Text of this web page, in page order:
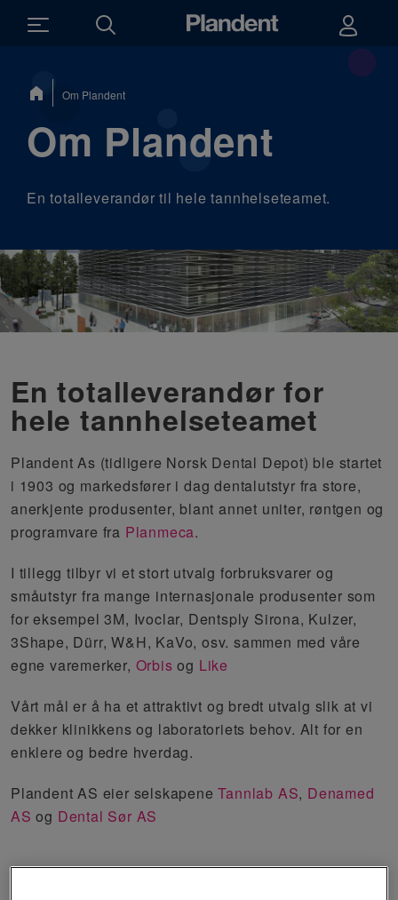
Du
er Om Plandent
Om Plandent
En totalleverandør til hele tannhelseteamet.
En totalleverandør for
hele tannhelseteamet
Plandent As (tidligere Norsk Dental Depot) ble startet
i 1903 og markedsfører i dag dentalutstyr fra store,
anerkjente produsenter, blant annet uniter, røntgen og
programvare fra Planmeca.
I tillegg tilbyr vi et stort utvalg forbruksvarer og
småutstyr fra mange internasjonale produsenter som
for eksempel 3M, Ivoclar, Dentsply Sirona, Kulzer,
3Shape, Dürr, W&H, KaVo, osv. sammen med våre
egne varemerker, Orbis og Like
Vårt mål er å ha et attraktivt og bredt utvalg slik at vi
dekker klinikkens og laboratoriets behov. Alt for en
enklere og bedre hverdag.
Plandent AS eier selskapeneTannlab AS, Denamed
AS og Dental Sør AS